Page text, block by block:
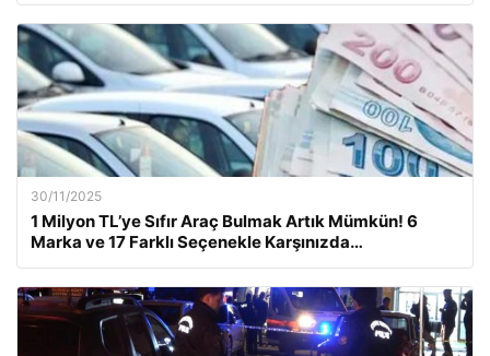
30/11/2025
1 Milyon TL’ye Sıfır Araç Bulmak Artık Mümkün! 6
Marka ve 17 Farklı Seçenekle Karşınızda…